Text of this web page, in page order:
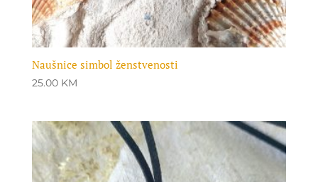
Naušnice simbol ženstvenosti
25.00 KM